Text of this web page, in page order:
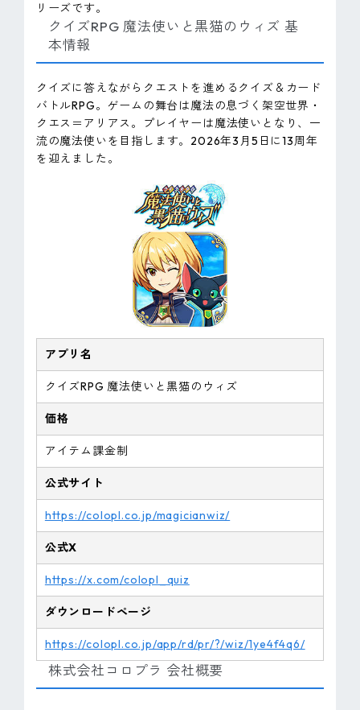
リーズです。
クイズRPG 魔法使いと黒猫のウィズ 基
本情報
クイズに答えながらクエストを進めるクイズ＆カード
バトルRPG。ゲームの舞台は魔法の息づく架空世界・
クエス＝アリアス。プレイヤーは魔法使いとなり、一
流の魔法使いを目指します。2026年3月5日に13周年
を迎えました。
アプリ名
クイズRPG 魔法使いと黒猫のウィズ
価格
アイテム課金制
公式サイト
https://colopl.co.jp/magicianwiz/
公式X
https://x.com/colopl_quiz
ダウンロードページ
https://colopl.co.jp/app/rd/pr/?/wiz/1ye4f4q6/
株式会社コロプラ 会社概要